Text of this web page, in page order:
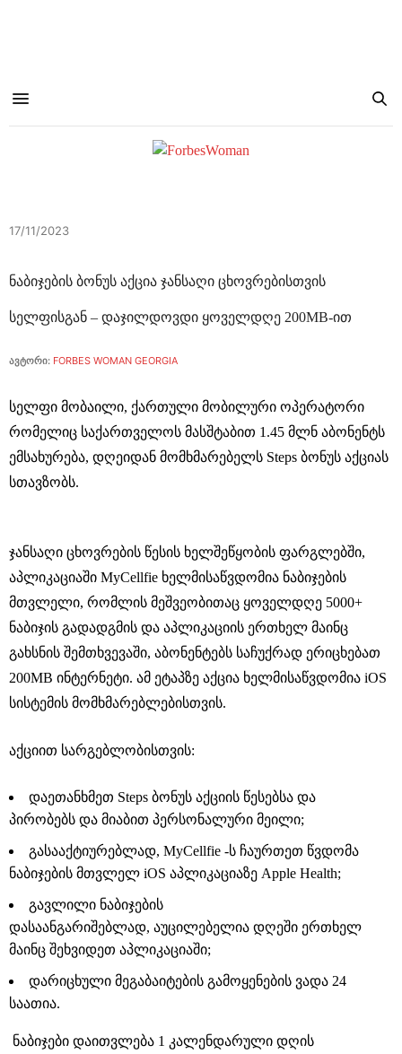
17/11/2023
ნაბიჯების ბონუს აქცია ჯანსაღი ცხოვრებისთვის
სელფისგან – დაჯილდოვდი ყოველდღე 200MB-ით
ავტორი: FORBES WOMAN GEORGIA
სელფი მობაილი, ქართული მობილური ოპერატორი
რომელიც საქართველოს მასშტაბით 1.45 მლნ აბონენტს
ემსახურება, დღეიდან მომხმარებელს Steps ბონუს აქციას
სთავზობს.
ჯანსაღი ცხოვრების წესის ხელშეწყობის ფარგლებში,
აპლიკაციაში MyCellfie ხელმისაწვდომია ნაბიჯების
მთვლელი, რომლის მეშვეობითაც ყოველდღე 5000+
ნაბიჯის გადადგმის და აპლიკაციის ერთხელ მაინც
გახსნის შემთხვევაში, აბონენტებს საჩუქრად ერიცხებათ
200MB ინტერნეტი. ამ ეტაპზე აქცია ხელმისაწვდომია iOS
სისტემის მომხმარებლებისთვის.
აქციით სარგებლობისთვის:
დაეთანხმეთ Steps ბონუს აქციის წესებსა და
პირობებს და მიაბით პერსონალური მეილი;
გასააქტიურებლად, MyCellfie -ს ჩაურთეთ წვდომა
ნაბიჯების მთვლელ iOS აპლიკაციაზე Apple Health;
გავლილი ნაბიჯების
დასაანგარიშებლად, აუცილებელია დღეში ერთხელ
მაინც შეხვიდეთ აპლიკაციაში;
დარიცხული მეგაბაიტების გამოყენების ვადა 24
საათია.
ნაბიჯები დაითვლება 1 კალენდარული დღის